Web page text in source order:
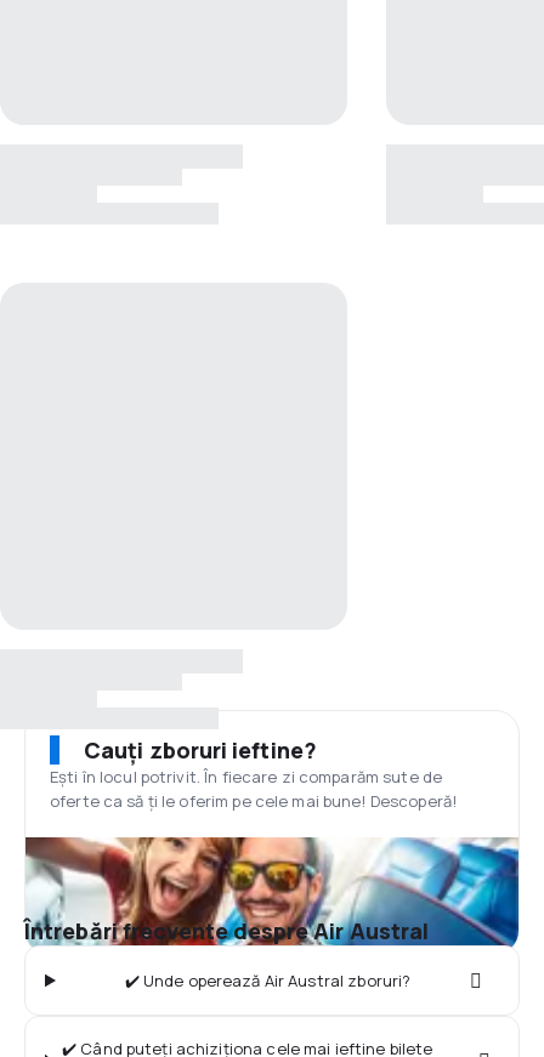
Cauți zboruri ieftine?
Ești în locul potrivit. În fiecare zi comparăm sute de
oferte ca să ți le oferim pe cele mai bune! Descoperă!
Întrebări frecvente despre Air Austral
✔️ Unde operează Air Austral zboruri?
✔️ Când puteți achiziționa cele mai ieftine bilete